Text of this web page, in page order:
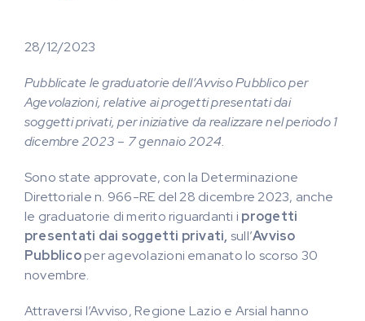
28/12/2023
Pubblicate le graduatorie dell’Avviso Pubblico per
Agevolazioni, relative ai progetti presentati dai
soggetti privati, per iniziative da realizzare nel periodo 1
dicembre 2023 – 7 gennaio 2024.
Sono state approvate, con la Determinazione
Direttoriale n. 966-RE del 28 dicembre 2023, anche
le graduatorie di merito riguardanti i progetti
presentati dai soggetti privati, sull’Avviso
Pubblicoper agevolazioni emanato lo scorso 30
novembre.
Attraversi l’Avviso, Regione Lazio e Arsial hanno